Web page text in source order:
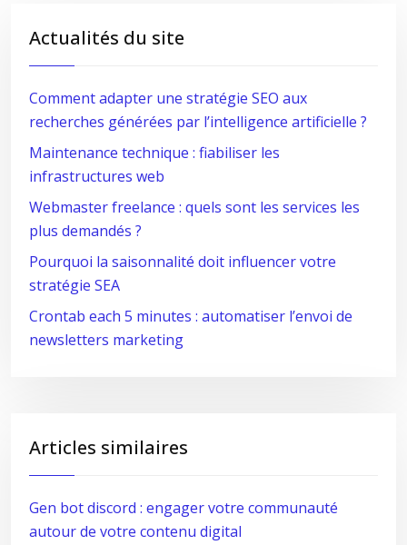
Actualités du site
Comment adapter une stratégie SEO aux
recherches générées par l’intelligence artificielle ?
Maintenance technique : fiabiliser les
infrastructures web
Webmaster freelance : quels sont les services les
plus demandés ?
Pourquoi la saisonnalité doit influencer votre
stratégie SEA
Crontab each 5 minutes : automatiser l’envoi de
newsletters marketing
Articles similaires
Gen bot discord : engager votre communauté
autour de votre contenu digital